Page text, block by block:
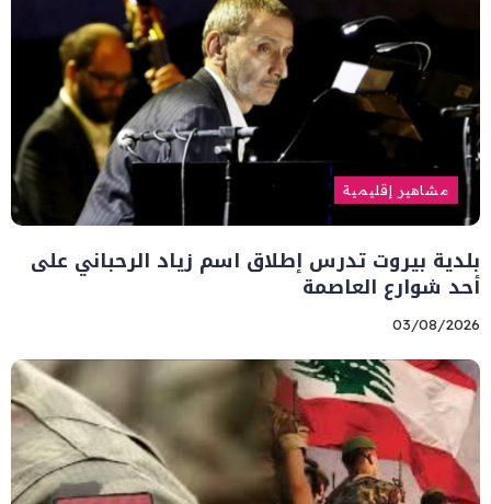
مشاهير إقليمية
بلدية بيروت تدرس إطلاق اسم زياد الرحباني على
أحد شوارع العاصمة
03/08/2026